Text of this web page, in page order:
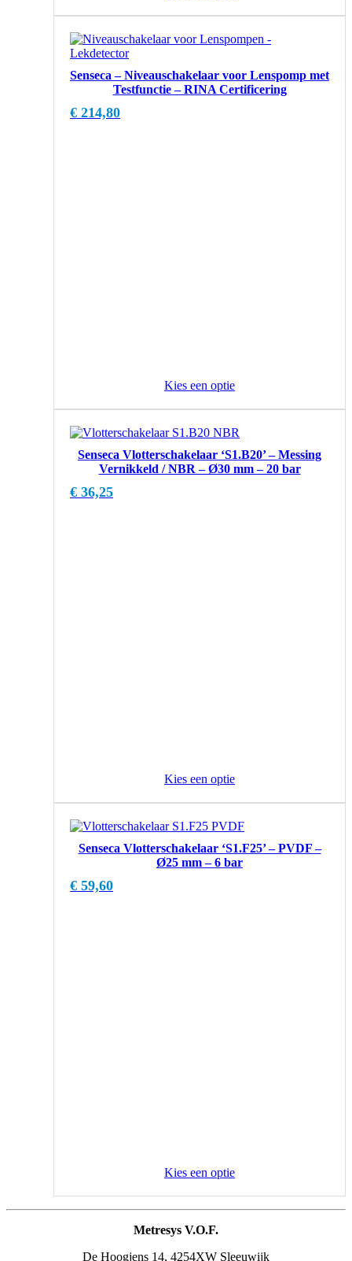
Senseca – Niveauschakelaar voor Lenspomp met
Testfunctie – RINA Certificering
€ 214,80
Kies een optie
Senseca Vlotterschakelaar ‘S1.B20’ – Messing
Vernikkeld / NBR – Ø30 mm – 20 bar
€ 36,25
Kies een optie
Senseca Vlotterschakelaar ‘S1.F25’ – PVDF –
Ø25 mm – 6 bar
€ 59,60
Kies een optie
Metresys V.O.F.
De Hoogjens 14, 4254XW Sleeuwijk